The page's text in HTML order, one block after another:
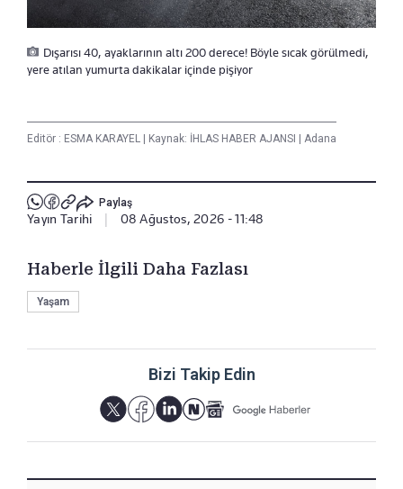
Dışarısı 40, ayaklarının altı 200 derece! Böyle sıcak görülmedi,
yere atılan yumurta dakikalar içinde pişiyor
Editör : ESMA KARAYEL | Kaynak: İHLAS HABER AJANSI | Adana
Paylaş
Yayın Tarihi 08 Ağustos, 2026 - 11:48
Haberle İlgili Daha Fazlası
Yaşam
Bizi Takip Edin